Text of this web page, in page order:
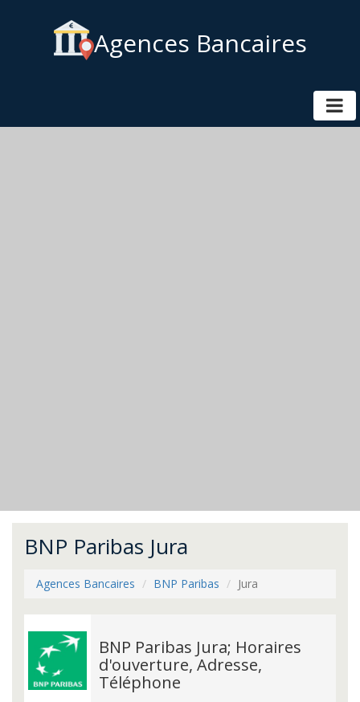
Agences Bancaires
BNP Paribas Jura
Agences Bancaires BNP Paribas Jura
BNP Paribas Jura; Horaires
d'ouverture, Adresse,
Téléphone